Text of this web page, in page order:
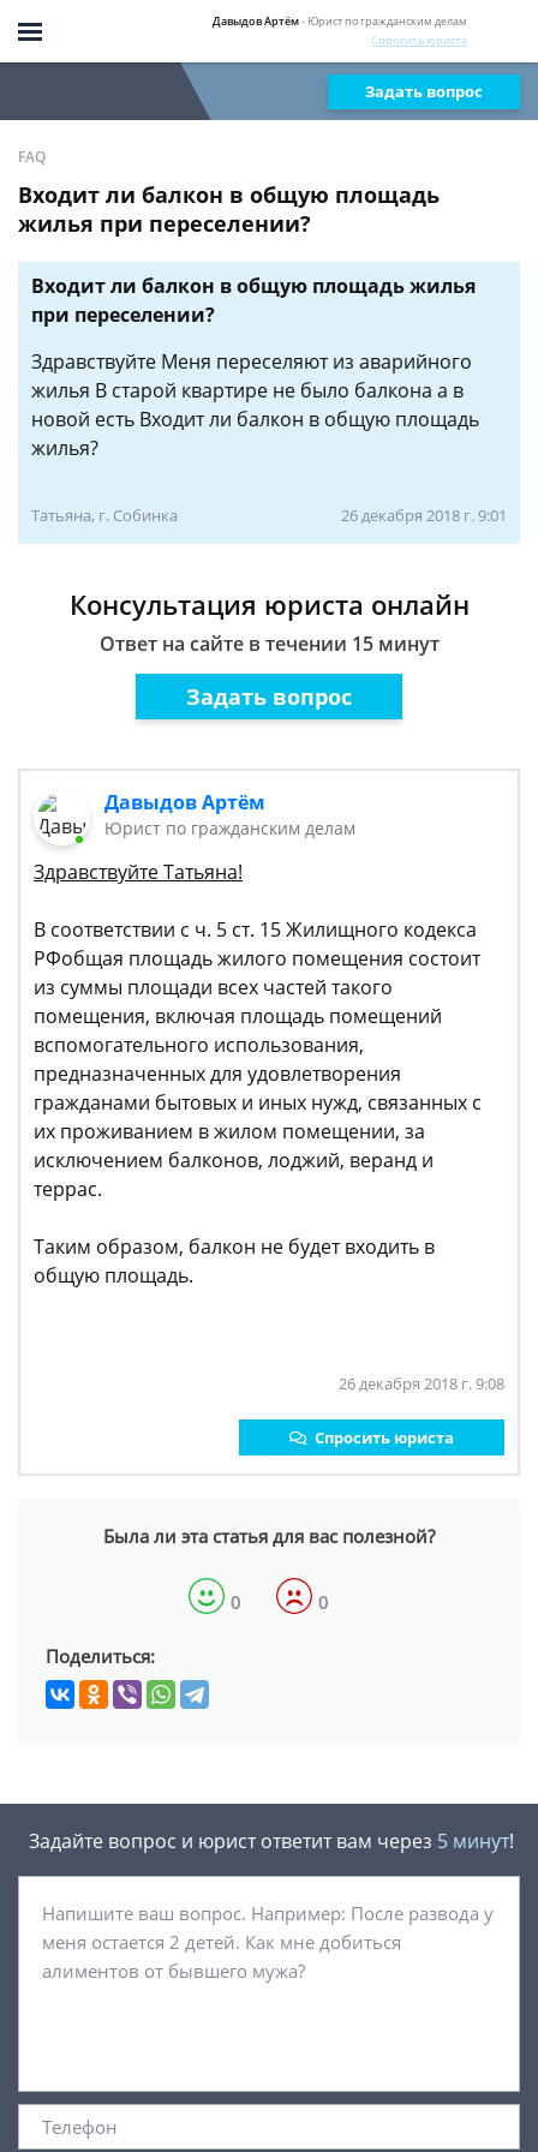
Давыдов Артём- Юрист по гражданским делам
Спросить юриста
Задать вопрос
FAQ
Входит ли балкон в общую площадь
жилья при переселении?
Входит ли балкон в общую площадь жилья
при переселении?
Здравствуйте Меня переселяют из аварийного
жилья В старой квартире не было балкона а в
новой есть Входит ли балкон в общую площадь
жилья?
Татьяна, г. Собинка 26 декабря 2018 г. 9:01
Консультация юриста онлайн
Ответ на сайте в течении 15 минут
Задать вопрос
Давыдов Артём
Юрист по гражданским делам
Здравствуйте Татьяна!
В соответствии с ч. 5 ст. 15 Жилищного кодекса
РФобщая площадь жилого помещения состоит
из суммы площади всех частей такого
помещения, включая площадь помещений
вспомогательного использования,
предназначенных для удовлетворения
гражданами бытовых и иных нужд, связанных с
их проживанием в жилом помещении, за
исключением балконов, лоджий, веранд и
террас.
Таким образом, балкон не будет входить в
общую площадь.
26 декабря 2018 г. 9:08
Спросить юриста
Была ли эта статья для вас полезной?
0 0
Поделиться:
Задайте вопрос и юрист ответит вам через 5 минут!